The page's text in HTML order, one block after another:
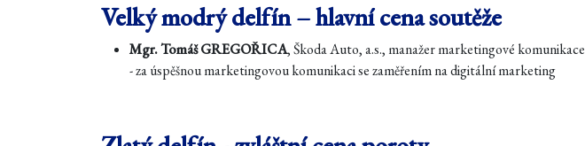
Velký modrý delfín – hlavní cena soutěže
Mgr. Tomáš GREGOŘICA, Škoda Auto, a.s., manažer marketingové komunikace
- za úspěšnou marketingovou komunikaci se zaměřením na digitální marketing